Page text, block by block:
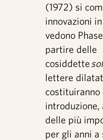
(1972) si
innovazioni
vedono
partire delle
cosiddette
lettere
costituiranno
introduzione,
delle più
per gli anni a